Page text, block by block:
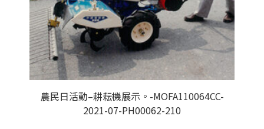
農民日活動–耕耘機展示。-MOFA110064CC-
2021-07-PH00062-210